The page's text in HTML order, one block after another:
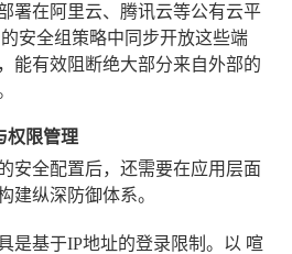
署在阿里云、腾讯云等公有云平
安全组策略中同步开放这些端
能有效阻断绝大部分来自外部的
权限管理
安全配置后，还需要在应用层面
建纵深防御体系。
是基于IP地址的登录限制。以 喧